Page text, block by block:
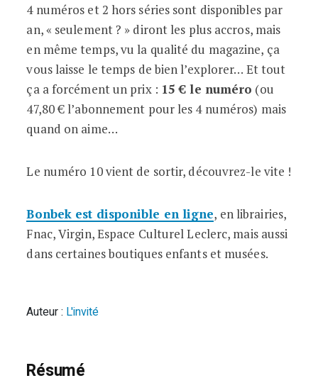
4 numéros et 2 hors séries sont disponibles par
an, « seulement ? » diront les plus accros, mais
en même temps, vu la qualité du magazine, ça
vous laisse le temps de bien l’explorer… Et tout
ça a forcément un prix : 15 € le numéro (ou
47,80 € l’abonnement pour les 4 numéros) mais
quand on aime…
Le numéro 10 vient de sortir, découvrez-le vite !
Bonbek est disponible en ligne, en librairies,
Fnac, Virgin, Espace Culturel Leclerc, mais aussi
dans certaines boutiques enfants et musées.
Auteur : L'invité
Résumé